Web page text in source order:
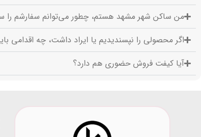
من ساکن شهر مشهد هستم، چطور می‌توانم سفارشم را
اگر محصولی را نپسندیدیم یا ایراد داشت، چه اقدامی
آیا کیفت فروش حضوری هم دارد؟